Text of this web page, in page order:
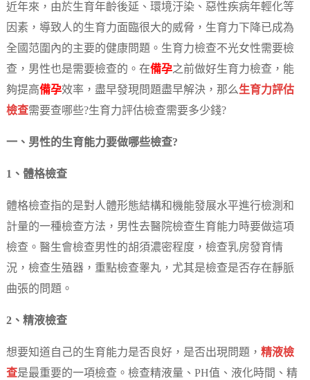
近年來，由於生育年齡後延、環境汙染、惡性疾病年輕化等
因素，導致人的生育力面臨很大的威脅，生育力下降已成為
全國范圍內的主要的健康問題。生育力檢查不光女性需要檢
查，男性也是需要檢查的。在備孕之前做好生育力檢查，能
夠提高備孕效率，盡早發現問題盡早解決，那么生育力評估
檢查需要查哪些?生育力評估檢查需要多少錢?
一、男性的生育能力要做哪些檢查?
1、體格檢查
體格檢查指的是對人體形態結構和機能發展水平進行檢測和
計量的一種檢查方法，男性去醫院檢查生育能力時要做這項
檢查。醫生會檢查男性的胡須濃密程度，檢查乳房發育情
況，檢查生殖器，重點檢查睾丸，尤其是檢查是否存在靜脈
曲張的問題。
2、精液檢查
想要知道自己的生育能力是否良好，是否出現問題， 精液檢
查是最重要的一項檢查。檢查精液量、PH值、液化時間、精